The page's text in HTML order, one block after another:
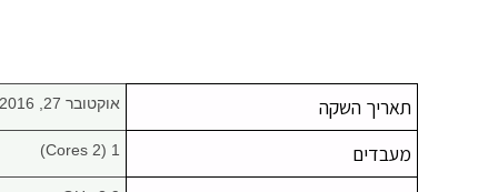
תאריך השקה אוקטובר 27, 2016
מעבדים 1 (2 Cores)